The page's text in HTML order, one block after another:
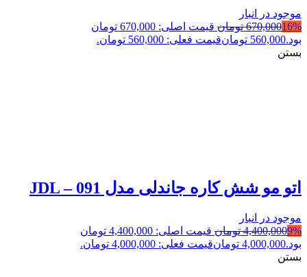
موجود در انبار
16%
670,000 تومان
قیمت اصلی: 670,000 تومان
بود.560,000 تومانقیمت فعلی: 560,000 تومان.
بستن
اتو مو شش کاره جاندلی مدل JDL – 091
موجود در انبار
9%
4,400,000 تومان
قیمت اصلی: 4,400,000 تومان
بود.4,000,000 تومانقیمت فعلی: 4,000,000 تومان.
بستن